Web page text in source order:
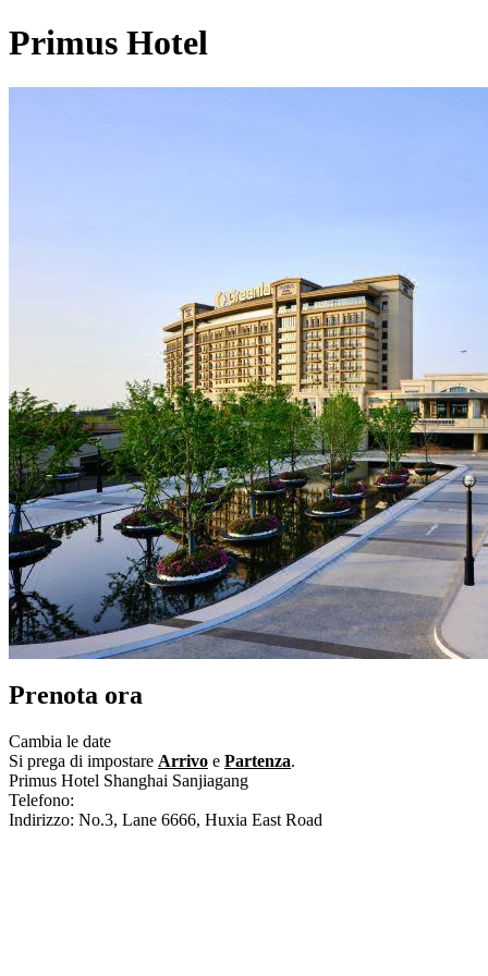
Primus Hotel
Prenota ora
Cambia le date
Si prega di impostare Arrivo e Partenza.
Primus Hotel Shanghai Sanjiagang
Telefono:
Indirizzo: No.3, Lane 6666, Huxia East Road